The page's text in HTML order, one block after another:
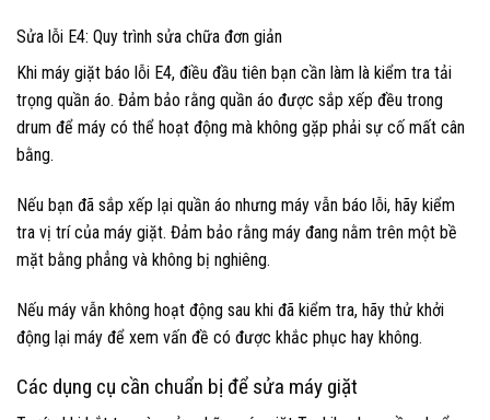
Sửa lỗi E4: Quy trình sửa chữa đơn giản
Khi máy giặt báo lỗi E4, điều đầu tiên bạn cần làm là kiểm tra tải
trọng quần áo. Đảm bảo rằng quần áo được sắp xếp đều trong
drum để máy có thể hoạt động mà không gặp phải sự cố mất cân
bằng.
Nếu bạn đã sắp xếp lại quần áo nhưng máy vẫn báo lỗi, hãy kiểm
tra vị trí của máy giặt. Đảm bảo rằng máy đang nằm trên một bề
mặt bằng phẳng và không bị nghiêng.
Nếu máy vẫn không hoạt động sau khi đã kiểm tra, hãy thử khởi
động lại máy để xem vấn đề có được khắc phục hay không.
Các dụng cụ cần chuẩn bị để sửa máy giặt